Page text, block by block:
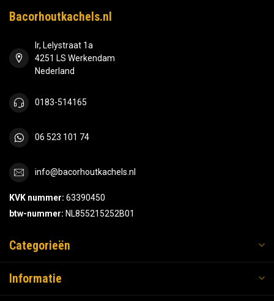
Bacorhoutkachels.nl
Ir, Lelystraat 1a
4251 LS Werkendam
Nederland
0183-514165
06 523 101 74
info@bacorhoutkachels.nl
KVK nummer: 63390450
btw-nummer: NL855215252B01
Categorieën
Informatie